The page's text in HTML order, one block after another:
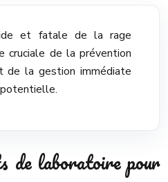
et fatale de la rage
cruciale de la prévention
de la gestion immédiate
de laboratoire pour